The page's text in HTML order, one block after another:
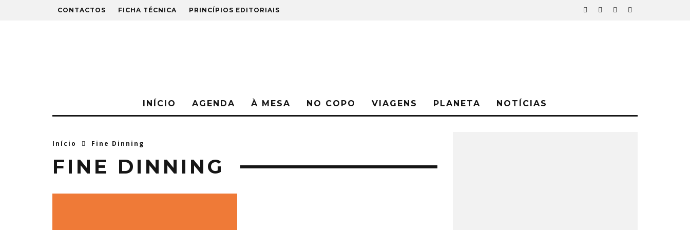
CONTACTOS FICHA TÉCNICA PRINCÍPIOS EDITORIAIS
INÍCIO AGENDA À MESA NO COPO VIAGENS PLANETA NOTÍCIAS
Início Fine Dinning
FINE DINNING